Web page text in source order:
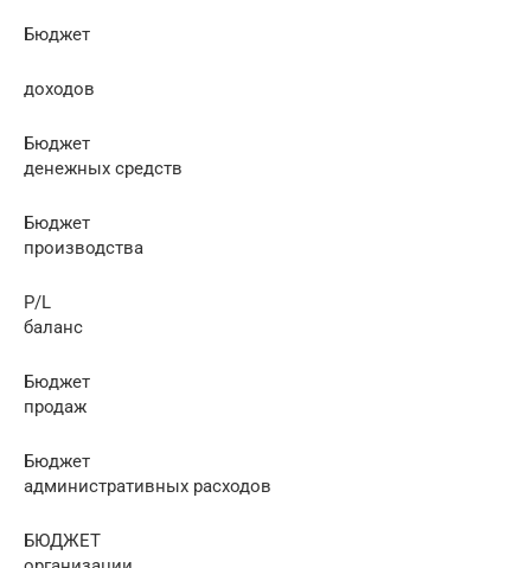
Бюджет
доходов
Бюджет
денежных средств
Бюджет
производства
P/L
баланс
Бюджет
продаж
Бюджет
административных расходов
БЮДЖЕТ